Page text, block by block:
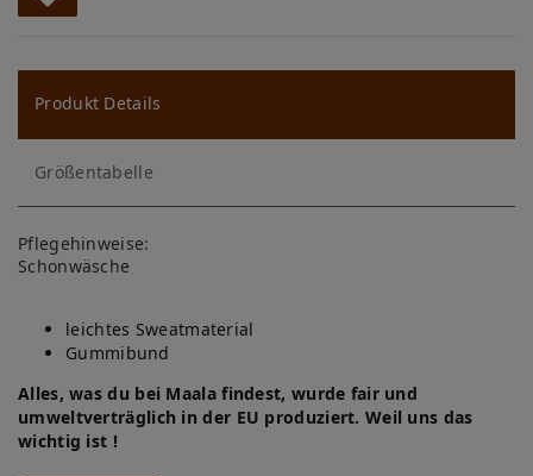
W
u
ns
ch
lis
te
Produkt Details
Größentabelle
Pflegehinweise:
Schonwäsche
leichtes Sweatmaterial
Gummibund
Alles, was du bei Maala findest, wurde fair und
umweltverträglich in der EU produziert. Weil uns das
wichtig ist !